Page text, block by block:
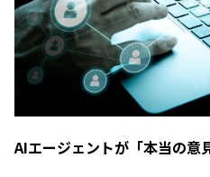
AIエージェントが「本当の意